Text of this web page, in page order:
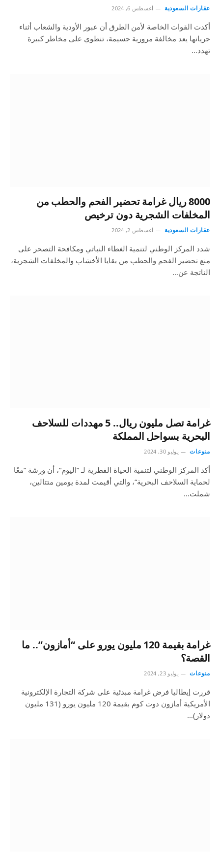
عقارات السعودية أغسطس 6, 2024
أكدت القوات الخاصة لأمن الطرق أن عبور الأودية والشعاب أثناء
جريانها يعد مخالفة مرورية جسيمة، تنطوي على مخاطر كبيرة
تهدد…
8000 ريال غرامة تحضير الفحم والحطب من
المخلفات الشجرية دون ترخيص
عقارات السعودية أغسطس 2, 2024
شدد المركز الوطني لتنمية الغطاء النباتي ومكافحة التصحر على
منع تحضير الفحم والحطب من بقايا الأخشاب والمخلفات الشجرية،
الناتجة عن…
غرامة تصل مليون ريال.. 5 مهددات للسلاحف
البحرية بسواحل المملكة
منوعات يوليو 30, 2024
أكد المركز الوطني لتنمية الحياة الفطرية لـ ”اليوم“، أن ورشة ”معًا
لحماية السلاحف البحرية“، والتي أقيمت لمدة يومين متتالين،
شملت…
غرامة بقيمة 120 مليون يورو على “أمازون”.. ما
القصة؟
منوعات يوليو 23, 2024
قررت إيطاليا فرض غرامة مبدئية على شركة التجارة الإلكترونية
الأمريكية أمازون دوت كوم بقيمة 120 مليون يورو (131 مليون
دولار)…